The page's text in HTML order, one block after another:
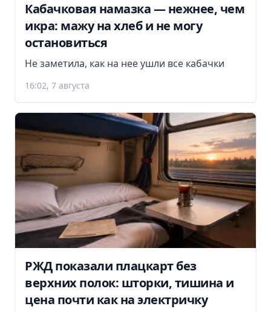
Кабачковая намазка — нежнее, чем
икра: мажу на хлеб и не могу
остановиться
Не заметила, как на нее ушли все кабачки
16:02, 7 августа
РЖД показали плацкарт без
верхних полок: шторки, тишина и
цена почти как на электричку